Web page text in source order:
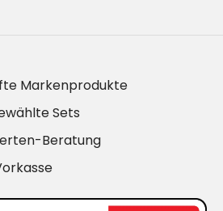
Markenprodukte
Sets
Beratung